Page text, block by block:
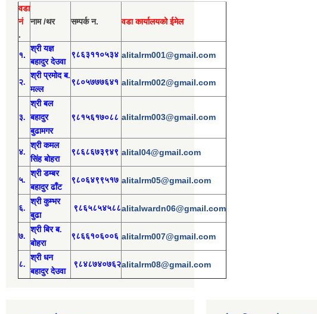
वडा
नं
.
नाम /थर सम्पर्क न. वडा कार्यालयको ईमेल
१.
श्री यज्ञ
बहादुर देउवा
९८६३११०५३४ alitalrm001@gmail.com
२.
श्रीप्रमोदब.
मल्ल
९८०५७७७६४१ alitalrm002@gmail.com
३.
श्रीबल
बहादुर
बुढामगर
९८१५६१७०८८ alitalrm003@gmail.com
४.
श्री कमल
सिंह बोहरा
९८६८६७३९४९ alital04@gmail.com
५.
श्री डम्बर
बहादुर ढाँट
९८०६४९९५१७ alitalrm05@gmail.com
६.
श्री कुम्भर
बुढा
९८६५८५४५८८alitalwardn06@gmail.com
७.
श्री बिर ब.
बोहरा
९८६६१०६००६ alitalrm007@gmail.com
८.
श्री धन
बहादुर देउवा
९८४८७४०७६२alitalrm08@gmail.com